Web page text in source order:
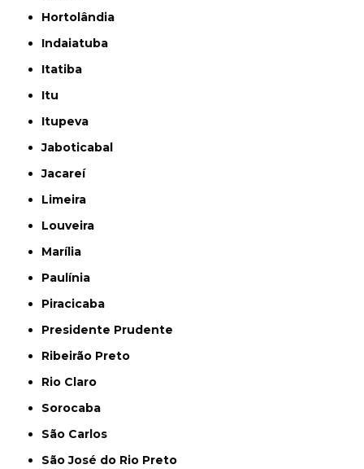
Hortolândia
Indaiatuba
Itatiba
Itu
Itupeva
Jaboticabal
Jacareí
Limeira
Louveira
Marília
Paulínia
Piracicaba
Presidente Prudente
Ribeirão Preto
Rio Claro
Sorocaba
São Carlos
São José do Rio Preto